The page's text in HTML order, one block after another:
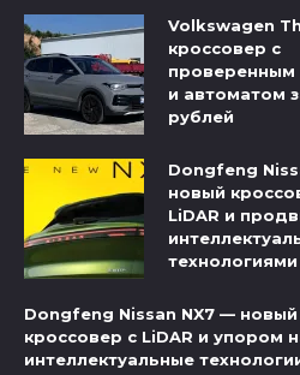
Volkswagen
кроссовер с
и автоматом
рублей
Dongfeng
новый
LiDAR и
технологиями
Dongfeng Nissan NX7 — новый
кроссовер с LiDAR и упором
интеллектуальные